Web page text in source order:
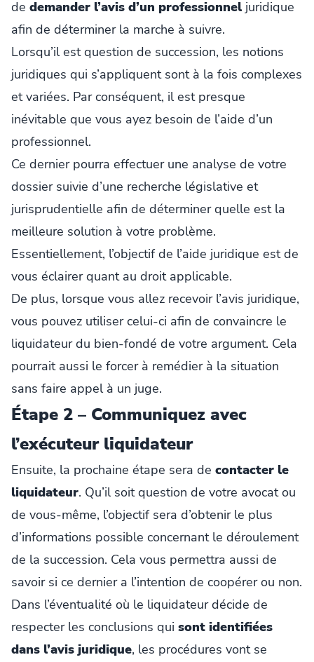
de demander l’avis d’un professionnel juridique
afin de déterminer la marche à suivre.
Lorsqu’il est question de succession, les notions
juridiques qui s’appliquent sont à la fois complexes
et variées. Par conséquent, il est presque
inévitable que vous ayez besoin de l’aide d’un
professionnel.
Ce dernier pourra effectuer une analyse de votre
dossier suivie d’une recherche législative et
jurisprudentielle afin de déterminer quelle est la
meilleure solution à votre problème.
Essentiellement, l’objectif de l’aide juridique est de
vous éclairer quant au droit applicable.
De plus, lorsque vous allez recevoir l’avis juridique,
vous pouvez utiliser celui-ci afin de convaincre le
liquidateur du bien-fondé de votre argument. Cela
pourrait aussi le forcer à remédier à la situation
sans faire appel à un juge.
Étape 2 – Communiquez avec
l’exécuteur liquidateur
Ensuite, la prochaine étape sera de contacter le
liquidateur. Qu’il soit question de votre avocat ou
de vous-même, l’objectif sera d’obtenir le plus
d’informations possible concernant le déroulement
de la succession. Cela vous permettra aussi de
savoir si ce dernier a l’intention de coopérer ou non.
Dans l’éventualité où le liquidateur décide de
respecter les conclusions qui sont identifiées
dans l’avis juridique, les procédures vont se